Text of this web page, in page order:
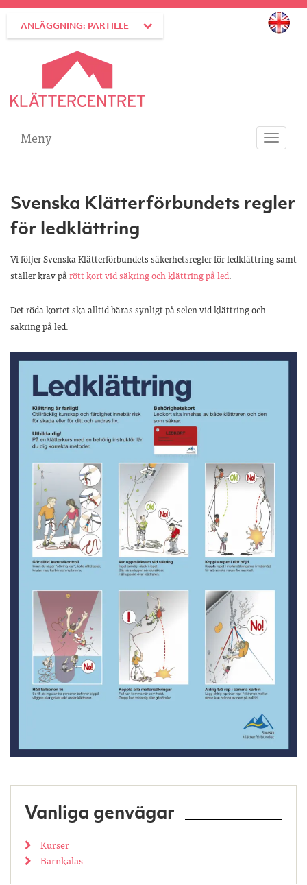
ANLÄGGNING: PARTILLE
Toggle
Meny
Svenska Klätterförbundets regler
för ledklättring
Vi följer Svenska Klätterförbundets säkerhetsregler för ledklättring samt
ställer krav pårött kort vid säkring och klättring på led.
Det röda kortet ska alltid bäras synligt på selen vid klättring och
säkring på led.
Vanliga genvägar
Kurser
Barnkalas